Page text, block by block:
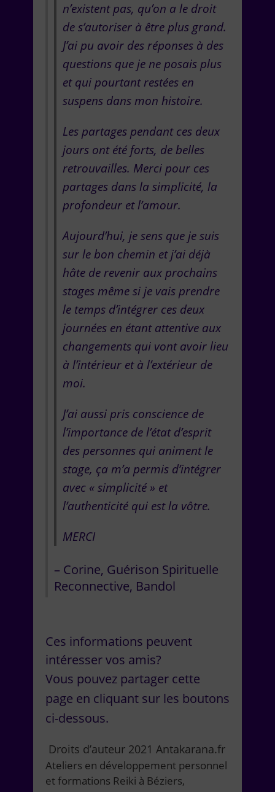
n’existent pas, qu’on a le droit
de s’autoriser à être plus grand.
J’ai pu avoir des réponses à des
questions que je ne posais plus
et qui pourtant restées en
suspens dans mon histoire.
Les partages pendant ces deux
jours ont été forts, de belles
retrouvailles. Merci pour ces
partages dans la simplicité, la
profondeur et l’amour.
Aujourd’hui, je sens que je suis
sur le bon chemin et j’ai déjà
hâte de revenir aux prochains
stages même si je vais prendre
le temps d’intégrer ces deux
journées en étant attentive aux
changements qui vont avoir lieu
à l’intérieur et à l’extérieur de
moi.
J’ai aussi pris conscience de
l’importance de l’état d’esprit
des personnes qui animent le
stage, ça m’a permis d’intégrer
avec « simplicité » et
l’authenticité qui est la vôtre.
MERCI
Corine Guérison Spirituelle
Reconnective Bandol
Ces informations peuvent
intéresser vos amis?
Vous pouvez partager cette
page en cliquant sur les boutons
ci-dessous.
Droits d’auteur 2021 Antakarana.fr
Ateliers en développement personnel
et formations Reiki à Béziers,